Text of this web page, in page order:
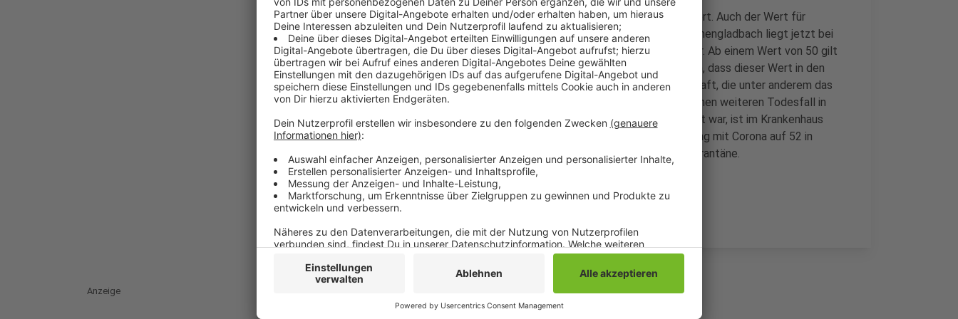
Damit sind momentan 141 Menschen mit dem Corona-Virus infiziert. Auch der Wert für
Neuinfektionen ist weiter angestiegen. Der Inzidenzwert in Mönchengladbach liegt jetzt bei
49,0 Neuinfektionen innerhalb einer Woche pro 100.000 Einwohner. Ab einem Wert von 50 gilt
auch Mönchengladbach als Risikogebiet. Es ist davon auszugehen, dass dieser Wert in den
nächsten Tagen erreicht wird. Dann treten neue Maßnahmen in Kraft, die unter anderem das
Land vorgegeben hat. Das Gesundheitsamt meldet heute auch einen weiteren Todesfall in
Mönchengladbach. Eine 77jährige Person, die mit Covid-19 infiziert war, ist im Krankenhaus
gestorben. Damit steigt die Zahl der Todesfälle im Zusammenhang mit Corona auf 52 in
Mönchengladbach. 684 Personen befinden sich momentan in Quarantäne.
Anzeige
Anzeige